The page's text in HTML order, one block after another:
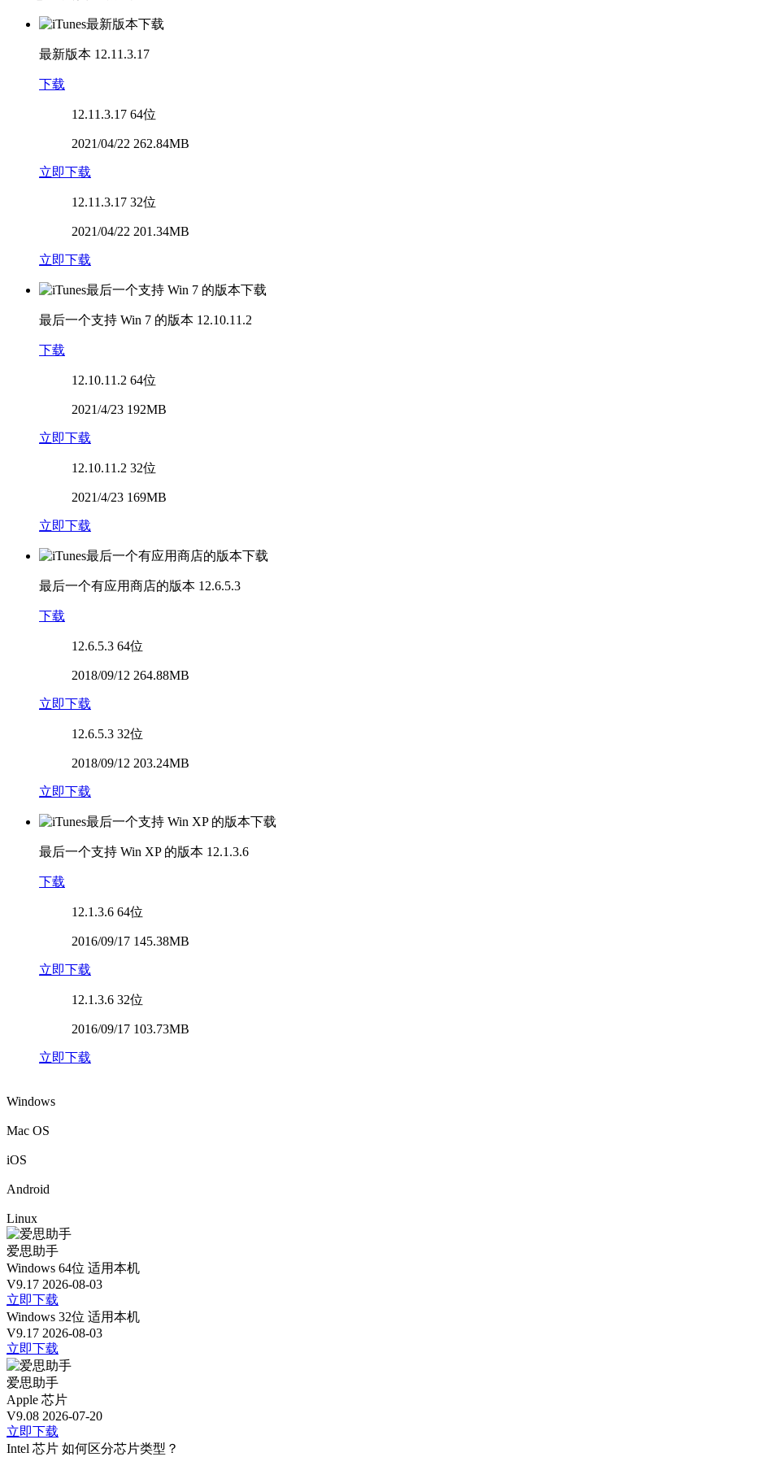
最新版本 12.11.3.17
下载
12.11.3.17 64位
2021/04/22 262.84MB
立即下载
12.11.3.17 32位
2021/04/22 201.34MB
立即下载
最后一个支持 Win 7 的版本 12.10.11.2
下载
12.10.11.2 64位
2021/4/23 192MB
立即下载
12.10.11.2 32位
2021/4/23 169MB
立即下载
最后一个有应用商店的版本 12.6.5.3
下载
12.6.5.3 64位
2018/09/12 264.88MB
立即下载
12.6.5.3 32位
2018/09/12 203.24MB
立即下载
最后一个支持 Win XP 的版本 12.1.3.6
下载
12.1.3.6 64位
2016/09/17 145.38MB
立即下载
12.1.3.6 32位
2016/09/17 103.73MB
立即下载
Windows
Mac OS
iOS
Android
Linux
爱思助手
Windows 64位 适用本机
V9.17 2026-08-03
立即下载
Windows 32位 适用本机
V9.17 2026-08-03
立即下载
爱思助手
Apple 芯片
V9.08 2026-07-20
立即下载
Intel 芯片 如何区分芯片类型？